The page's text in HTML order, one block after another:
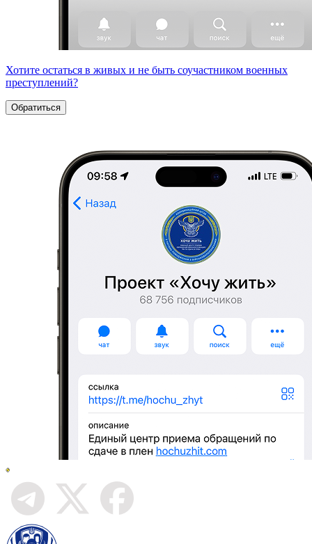
Хотите остаться в живых и не быть соучастником военных
преступлений?
Обратиться